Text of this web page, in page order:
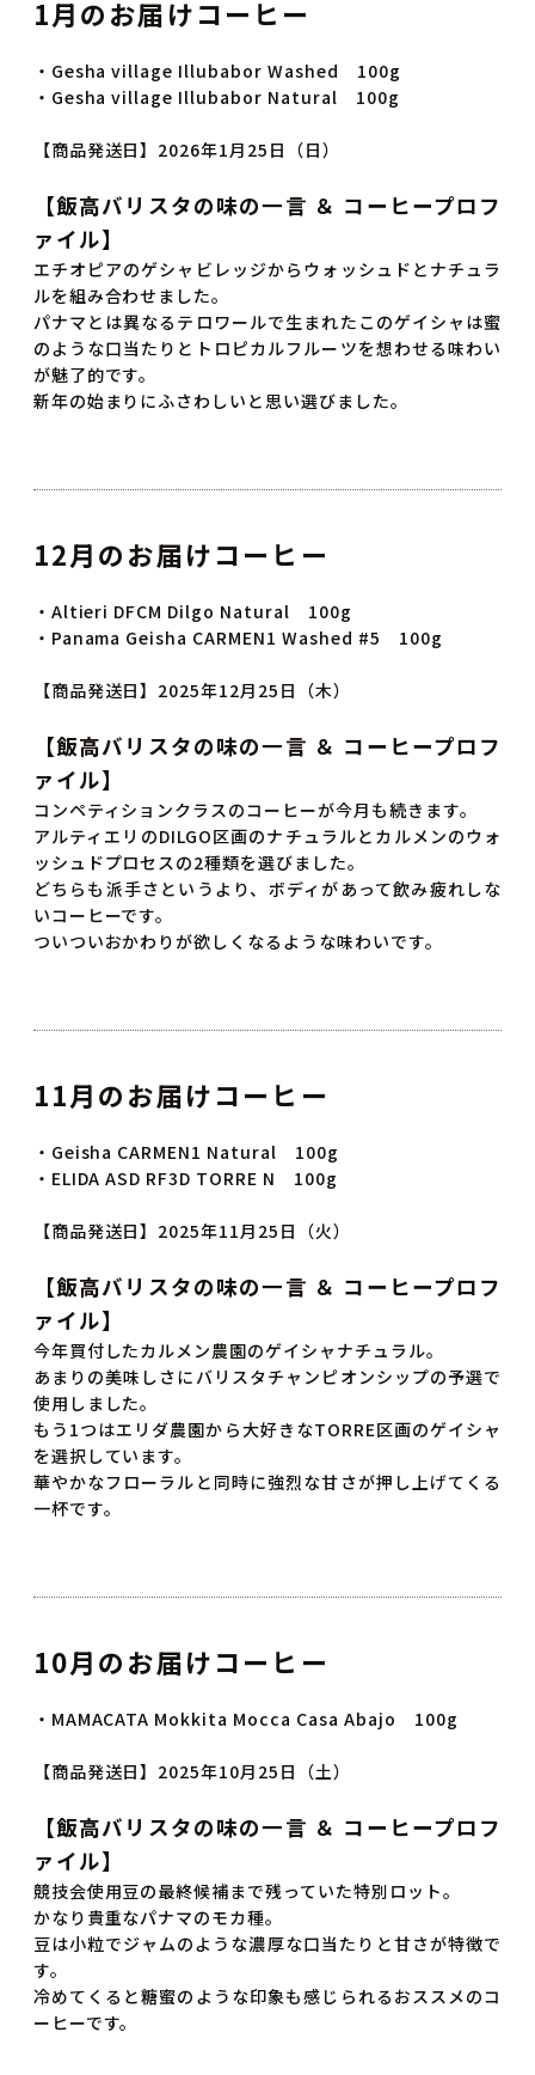
1月のお届けコーヒー
・Gesha village Illubabor Washed 100g
・Gesha village Illubabor Natural 100g
【商品発送日】2026年1月25日（日）
【飯高バリスタの味の一言 ＆ コーヒープロフ
ァイル】
エチオピアのゲシャビレッジからウォッシュドとナチュラ
ルを組み合わせました。
パナマとは異なるテロワールで生まれたこのゲイシャは蜜
のような口当たりとトロピカルフルーツを想わせる味わい
が魅了的です。
新年の始まりにふさわしいと思い選びました。
12月のお届けコーヒー
・Altieri DFCM Dilgo Natural 100g
・Panama Geisha CARMEN1 Washed #5 100g
【商品発送日】2025年12月25日（木）
【飯高バリスタの味の一言 ＆ コーヒープロフ
ァイル】
コンペティションクラスのコーヒーが今月も続きます。
アルティエリのDILGO区画のナチュラルとカルメンのウォ
ッシュドプロセスの2種類を選びました。
どちらも派手さというより、ボディがあって飲み疲れしな
いコーヒーです。
ついついおかわりが欲しくなるような味わいです。
11月のお届けコーヒー
・Geisha CARMEN1 Natural 100g
・ELIDA ASD RF3D TORRE N 100g
【商品発送日】2025年11月25日（火）
【飯高バリスタの味の一言 ＆ コーヒープロフ
ァイル】
今年買付したカルメン農園のゲイシャナチュラル。
あまりの美味しさにバリスタチャンピオンシップの予選で
使用しました。
もう1つはエリダ農園から大好きなTORRE区画のゲイシャ
を選択しています。
華やかなフローラルと同時に強烈な甘さが押し上げてくる
一杯です。
10月のお届けコーヒー
・MAMACATA Mokkita Mocca Casa Abajo 100g
【商品発送日】2025年10月25日（土）
【飯高バリスタの味の一言 ＆ コーヒープロフ
ァイル】
競技会使用豆の最終候補まで残っていた特別ロット。
かなり貴重なパナマのモカ種。
豆は小粒でジャムのような濃厚な口当たりと甘さが特徴で
す。
冷めてくると糖蜜のような印象も感じられるおススメのコ
ーヒーです。